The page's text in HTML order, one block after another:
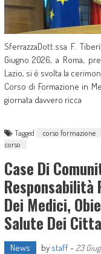
SferrazzaDott.ssa F.
Giugno 2026, a Roma,
Lazio, si è svolta la
Corso di Formazione in
giornata davvero ricca
Tagged corso formazione
corso
Case Di
Responsabilità
Dei Medici,
Salute Dei
News by staff- 23